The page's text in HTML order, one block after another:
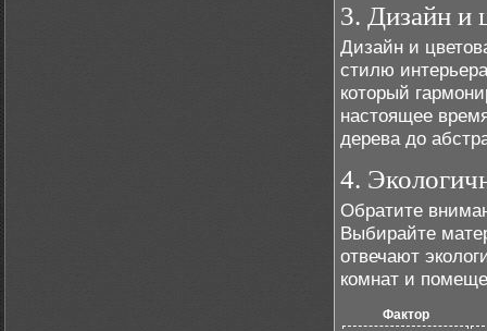
3. Дизайн и
Дизайн и
стилю
который
настоящее
дерева до
4.
Обратите
Выбирайте
отвечают
комнат и
Фактор